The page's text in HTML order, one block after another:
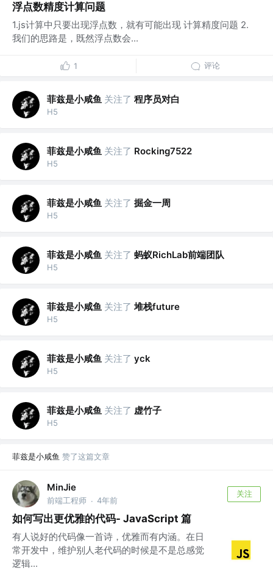
浮点数精度计算问题
1.js计算中只要出现浮点数，就有可能出现 计算精度问题 2.
我们的思路是，既然浮点数会...
1 评论
菲兹是小咸鱼 关注了 程序员对白
H5
菲兹是小咸鱼 关注了 Rocking7522
H5
菲兹是小咸鱼 关注了 掘金一周
H5
菲兹是小咸鱼 关注了 蚂蚁RichLab前端团队
H5
菲兹是小咸鱼 关注了 堆栈future
H5
菲兹是小咸鱼 关注了 yck
H5
菲兹是小咸鱼 关注了 虚竹子
H5
菲兹是小咸鱼 赞了这篇文章
MinJie
前端工程师 · 4年前
关注
如何写出更优雅的代码- JavaScript 篇
有人说好的代码像一首诗，优雅而有内涵。在日
常开发中，维护别人老代码的时候是不是总感觉
逻辑...